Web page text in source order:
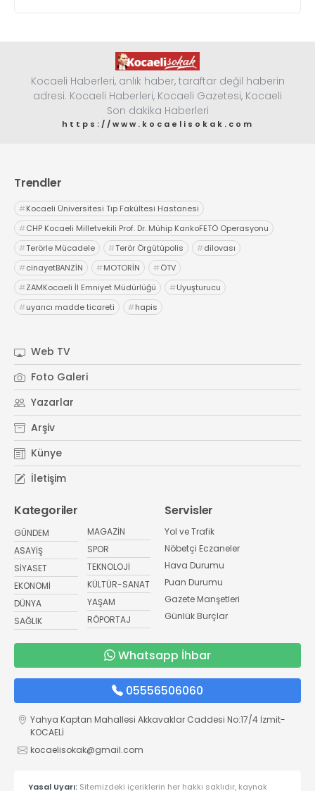
Kocaeli Haberleri, anlık haber, taraftar değil haberin
adresi. Kocaeli Haberleri, Kocaeli Gazetesi, Kocaeli
Son dakika Haberleri
https://www.kocaelisokak.com
Trendler
#Kocaeli Üniversitesi Tıp Fakültesi Hastanesi
#CHP Kocaeli Milletvekili Prof. Dr. Mühip KankoFETÖ Operasyonu
#Terörle Mücadele #Terör Örgütüpolis #dilovası
#cinayetBANZİN #MOTORİN #ÖTV
#ZAMKocaeli İl Emniyet Müdürlüğü #Uyuşturucu
#uyarıcı madde ticareti #hapis
Web TV
Foto Galeri
Yazarlar
Arşiv
Künye
İletişim
Kategoriler
GÜNDEM
ASAYİŞ
SİYASET
EKONOMİ
DÜNYA
SAĞLIK
MAGAZİN
SPOR
TEKNOLOJİ
KÜLTÜR-SANAT
YAŞAM
RÖPORTAJ
Servisler
Yol ve Trafik
Nöbetçi Eczaneler
Hava Durumu
Puan Durumu
Gazete Manşetleri
Günlük Burçlar
Whatsapp İhbar
05556506060
Yahya Kaptan Mahallesi Akkavaklar Caddesi No:17/4 İzmit-
KOCAELİ
kocaelisokak@gmail.com
Yasal Uyarı: Sitemizdeki içeriklerin her hakkı saklıdır, kaynak